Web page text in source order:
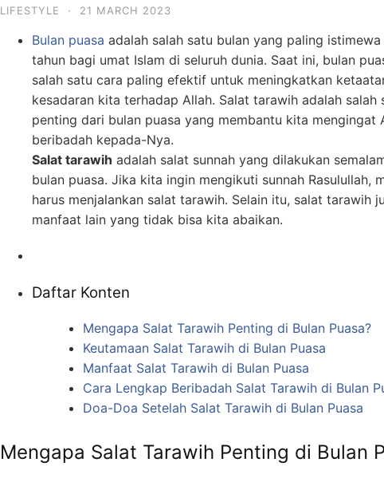
LIFESTYLE · 21 MARCH 2023
Bulan puasa adalah salah satu bulan yang paling istimewa
tahun bagi umat Islam di seluruh dunia. Saat ini, bulan
salah satu cara paling efektif untuk meningkatkan
kesadaran kita terhadap Allah. Salat tarawih adalah salah
penting dari bulan puasa yang membantu kita mengingat
beribadah kepada-Nya.
Salat tarawih adalah salat sunnah yang dilakukan
bulan puasa. Jika kita ingin mengikuti sunnah Rasulullah,
harus menjalankan salat tarawih. Selain itu, salat tarawih
manfaat lain yang tidak bisa kita abaikan.
Daftar Konten
Mengapa Salat Tarawih Penting di Bulan Puasa?
Keutamaan Salat Tarawih di Bulan Puasa
Manfaat Salat Tarawih di Bulan Puasa
Cara Lengkap Beribadah Salat Tarawih di Bulan
Doa-Doa Setelah Salat Tarawih di Bulan Puasa
Mengapa Salat Tarawih Penting di Bulan